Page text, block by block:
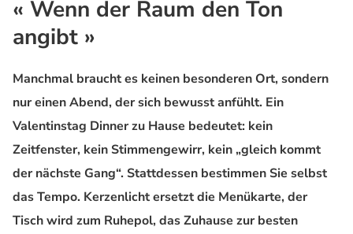
« Wenn der Raum den Ton
angibt »
Manchmal braucht es keinen besonderen Ort, sondern
nur einen Abend, der sich bewusst anfühlt. Ein
Valentinstag Dinner zu Hause bedeutet: kein
Zeitfenster, kein Stimmengewirr, kein „gleich kommt
der nächste Gang“. Stattdessen bestimmen Sie selbst
das Tempo. Kerzenlicht ersetzt die Menükarte, der
Tisch wird zum Ruhepol, das Zuhause zur besten